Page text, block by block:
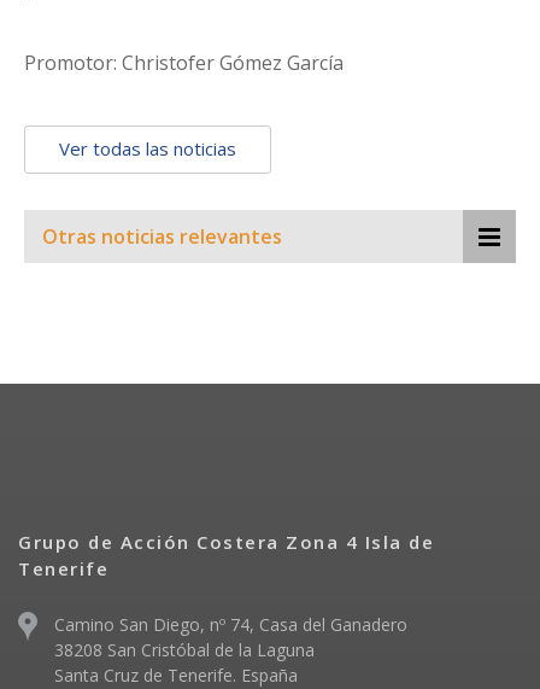
Promotor: Christofer Gómez García
Ver todas las noticias
Otras noticias relevantes
Grupo de Acción Costera Zona 4 Isla de
Tenerife
Camino San Diego, nº 74, Casa del Ganadero
38208 San Cristóbal de la Laguna
Santa Cruz de Tenerife. España